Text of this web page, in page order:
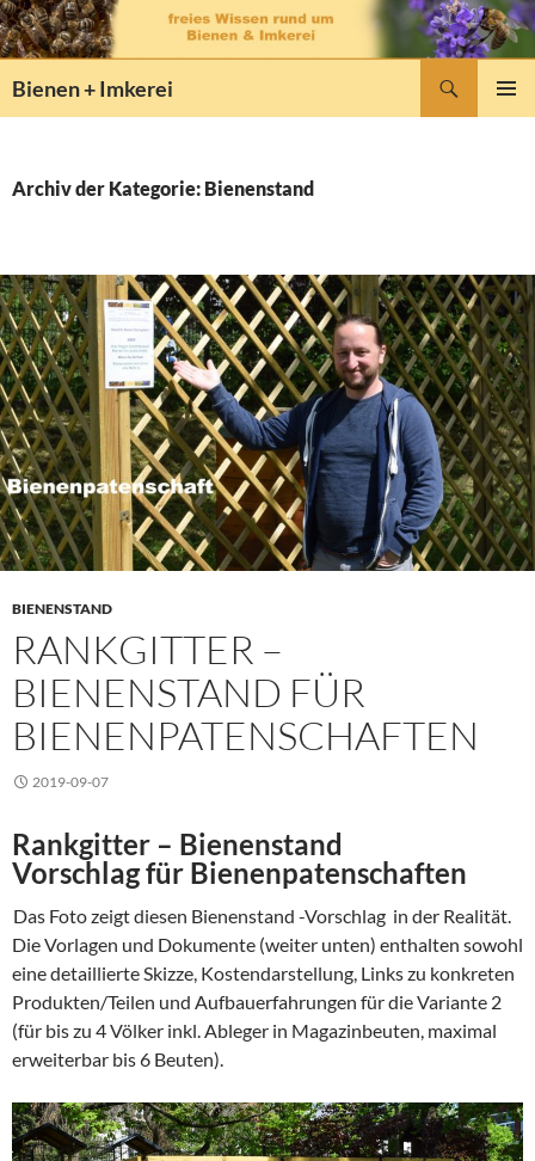
Zum
Inhalt
Bienen + Imkerei
Archiv der Kategorie: Bienenstand
BIENENSTAND
RANKGITTER –
BIENENSTAND FÜR
BIENENPATENSCHAFTEN
2019-09-07
Rankgitter – Bienenstand
Vorschlag für Bienenpatenschaften
Das Foto zeigt diesen Bienenstand -Vorschlag in der Realität.
Die Vorlagen und Dokumente (weiter unten) enthalten sowohl
eine detaillierte Skizze, Kostendarstellung, Links zu konkreten
Produkten/Teilen und Aufbauerfahrungen für die Variante 2
(für bis zu 4 Völker inkl. Ableger in Magazinbeuten, maximal
erweiterbar bis 6 Beuten).